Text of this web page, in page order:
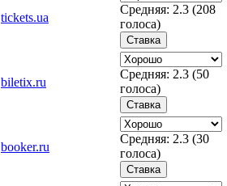
tickets.ua
Средняя: 2.3 (208
голоса)
biletix.ru
Средняя: 2.3 (50
голоса)
booker.ru
Средняя: 2.3 (30
голоса)